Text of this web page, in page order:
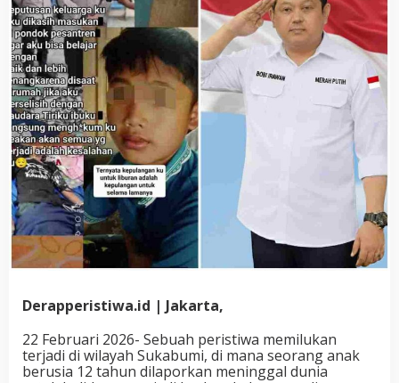
Derapperistiwa.id | Jakarta,
22 Februari 2026- Sebuah peristiwa memilukan
terjadi di wilayah Sukabumi, di mana seorang anak
berusia 12 tahun dilaporkan meninggal dunia